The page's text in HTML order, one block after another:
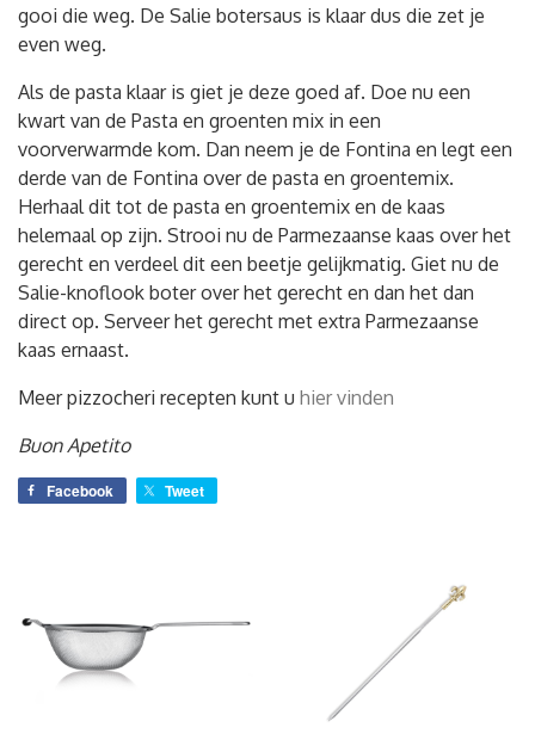
gooi die weg. De Salie botersaus is klaar dus die zet je
even weg.
Als de pasta klaar is giet je deze goed af. Doe nu een
kwart van de Pasta en groenten mix in een
voorverwarmde kom. Dan neem je de Fontina en legt een
derde van de Fontina over de pasta en groentemix.
Herhaal dit tot de pasta en groentemix en de kaas
helemaal op zijn. Strooi nu de Parmezaanse kaas over het
gerecht en verdeel dit een beetje gelijkmatig. Giet nu de
Salie-knoflook boter over het gerecht en dan het dan
direct op. Serveer het gerecht met extra Parmezaanse
kaas ernaast.
Meer pizzocheri recepten kunt u hier vinden
Buon Apetito
Facebook Tweet